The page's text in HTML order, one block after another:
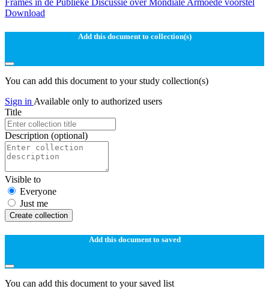
Frames in de Publieke Discussie over Mondiale Armoede voorstel
Download
Add this document to collection(s)
You can add this document to your study collection(s)
Sign in Available only to authorized users
Title
Description (optional)
Visible to
Everyone
Just me
Create collection
Add this document to saved
You can add this document to your saved list